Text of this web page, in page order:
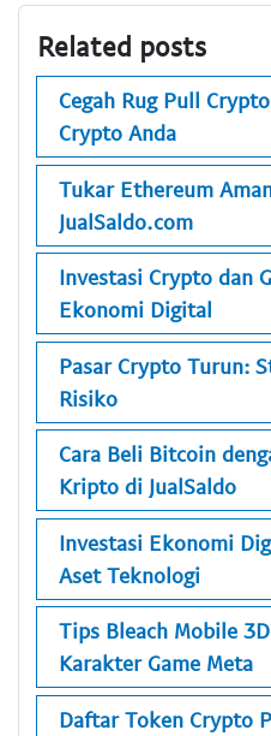
Related posts
Cegah Rug Pull
Crypto Anda
Tukar Ethereum
JualSaldo.com
Investasi Crypto dan
Ekonomi Digital
Pasar Crypto Turun:
Risiko
Cara Beli Bitcoin
Kripto di JualSaldo
Investasi Ekonomi
Aset Teknologi
Tips Bleach Mobile
Karakter Game Meta
Daftar Token Crypto